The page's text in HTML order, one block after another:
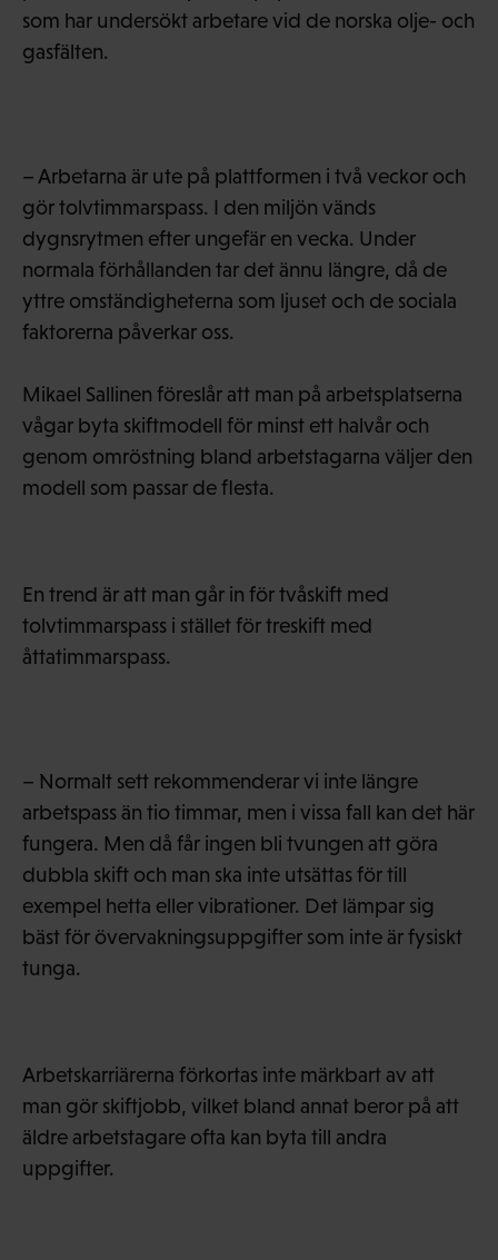
som har undersökt arbetare vid de norska olje- och
gasfälten.
– Arbetarna är ute på plattformen i två veckor och
gör tolvtimmarspass. I den miljön vänds
dygnsrytmen efter ungefär en vecka. Under
normala förhållanden tar det ännu längre, då de
yttre omständigheterna som ljuset och de sociala
faktorerna påverkar oss.
Mikael Sallinen föreslår att man på arbetsplatserna
vågar byta skiftmodell för minst ett halvår och
genom omröstning bland arbetstagarna väljer den
modell som passar de flesta.
En trend är att man går in för tvåskift med
tolvtimmarspass i stället för treskift med
åttatimmarspass.
– Normalt sett rekommenderar vi inte längre
arbetspass än tio timmar, men i vissa fall kan det här
fungera. Men då får ingen bli tvungen att göra
dubbla skift och man ska inte utsättas för till
exempel hetta eller vibrationer. Det lämpar sig
bäst för övervakningsuppgifter som inte är fysiskt
tunga.
Arbetskarriärerna förkortas inte märkbart av att
man gör skiftjobb, vilket bland annat beror på att
äldre arbetstagare ofta kan byta till andra
uppgifter.